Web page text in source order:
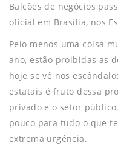
Balcões de negócios
oficial em Brasília, nos
Pelo menos uma coisa
ano, estão proibidas as
hoje se vê nos
estatais é fruto dessa
privado e o setor
pouco para tudo o que
extrema urgência.